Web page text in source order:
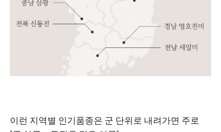
이런 지역별 인기품종은 군 단위로 내려가면 주로